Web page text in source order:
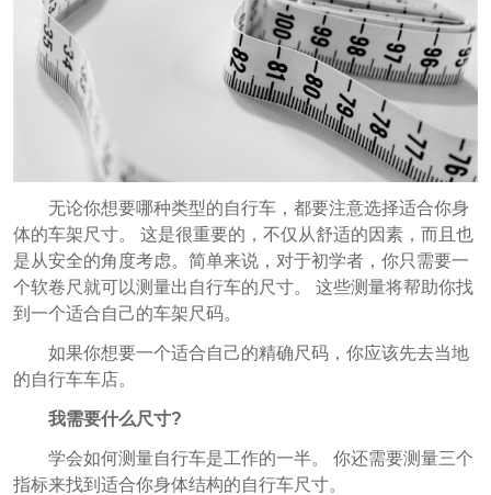
无论你想要哪种类型的自行车，都要注意选择适合你身
体的车架尺寸。 这是很重要的，不仅从舒适的因素，而且也
是从安全的角度考虑。 简单来说，对于初学者，你只需要一
个软卷尺就可以测量出自行车的尺寸。 这些测量将帮助你找
到一个适合自己的车架尺码。
如果你想要一个适合自己的精确尺码，你应该先去当地
的自行车车店。
我需要什么尺寸?
学会如何测量自行车是工作的一半。 你还需要测量三个
指标来找到适合你身体结构的自行车尺寸。